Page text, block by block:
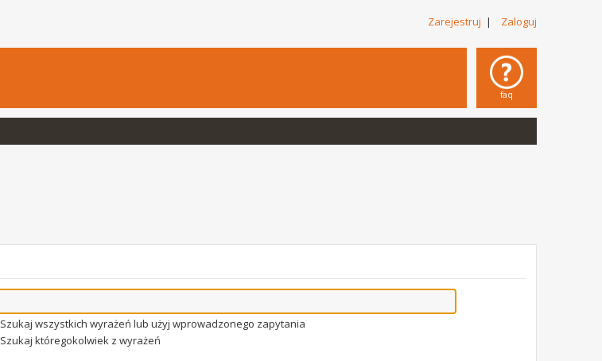
Zarejestruj | Zaloguj
faq
Szukaj wszystkich wyrażeń lub użyj wprowadzonego zapytania
Szukaj któregokolwiek z wyrażeń